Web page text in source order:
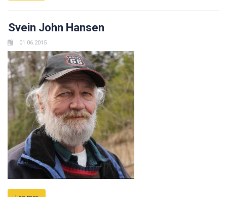
Svein John Hansen
01.06.2015